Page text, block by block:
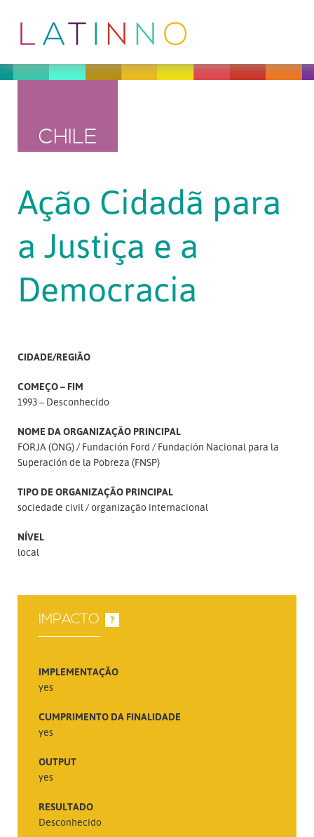
CHILE
Ação Cidadã para
a Justiça e a
Democracia
CIDADE/REGIÃO
COMEÇO – FIM
1993 – Desconhecido
NOME DA ORGANIZAÇÃO PRINCIPAL
FORJA (ONG)
Fundación Ford
Fundación Nacional para la
Superación de la Pobreza (FNSP)
TIPO DE ORGANIZAÇÃO PRINCIPAL
sociedade civil
organização internacional
NÍVEL
local
IMPACTO ?
IMPLEMENTAÇÃO
yes
CUMPRIMENTO DA FINALIDADE
yes
OUTPUT
yes
RESULTADO
Desconhecido